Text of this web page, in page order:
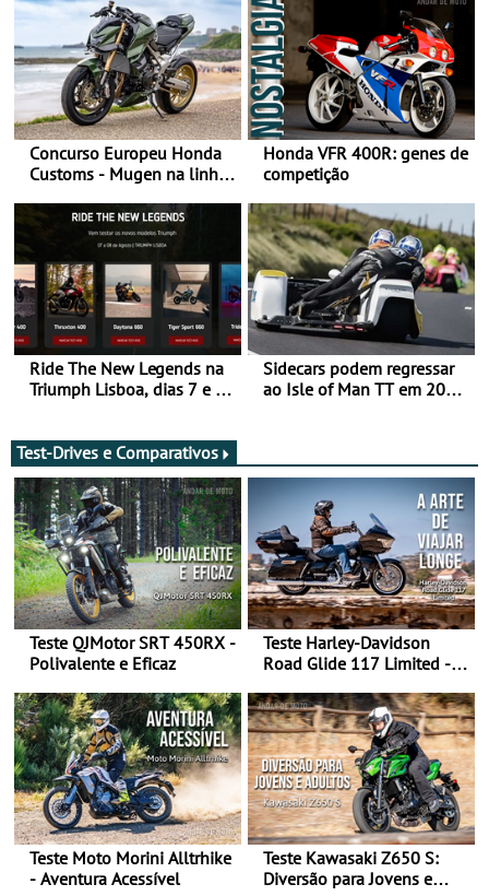
Concurso Europeu Honda
Customs - Mugen na linha
ganhar
Honda VFR 400R: genes de
competição
Ride The New Legends na
Triumph Lisboa, dias 7 e 8
Sidecars podem regressar
ao Isle of Man TT em 2027
Test-Drives e Comparativos
Teste QJMotor SRT 450RX -
Polivalente e Eficaz
Teste Harley-Davidson
Road Glide 117 Limited - A
Teste Moto Morini Alltrhike
- Aventura Acessível
Teste Kawasaki Z650 S:
Diversão para Jovens e